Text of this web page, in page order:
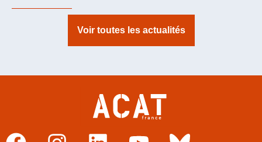
Voir toutes les actualités